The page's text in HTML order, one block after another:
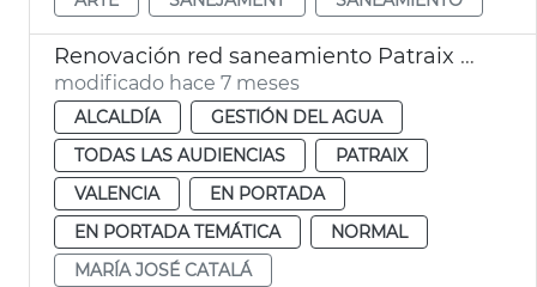
Renovación red saneamiento Patraix València
modificado hace 7 meses
ALCALDÍA
GESTIÓN DEL AGUA
TODAS LAS AUDIENCIAS
PATRAIX
VALENCIA
EN PORTADA
EN PORTADA TEMÁTICA
NORMAL
MARÍA JOSÉ CATALÁ